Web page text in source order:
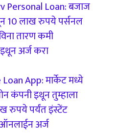
Personal Loan: बजाज
10 लाख रुपये पर्सनल
तारण कमी
अर्ज करा
App: मार्केट मध्ये
कंपनी इथून तुम्हाला
रुपये पर्यंत इंस्टेंट
अर्ज